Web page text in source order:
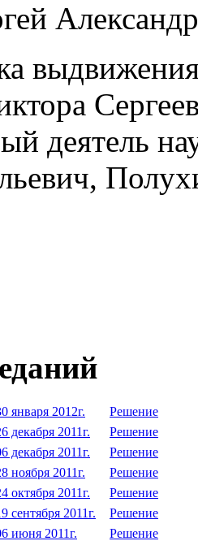
деятель
января 2012г.
Решение
декабря 2011г.
Решение
декабря 2011г.
Решение
ноября 2011г.
Решение
октября 2011г.
Решение
сентября 2011г.
Решение
июня 2011г.
Решение